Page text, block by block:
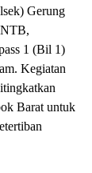
Gerung
1 (Bil 1)
Kegiatan
Barat untuk